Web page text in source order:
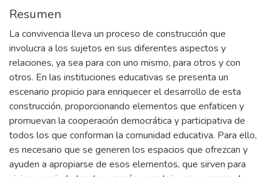
Resumen
La convivencia lleva un proceso de construcción que
involucra a los sujetos en sus diferentes aspectos y
relaciones, ya sea para con uno mismo, para otros y con
otros. En las instituciones educativas se presenta un
escenario propicio para enriquecer el desarrollo de esta
construcción, proporcionando elementos que enfaticen y
promuevan la cooperación democrática y participativa de
todos los que conforman la comunidad educativa. Para ello,
es necesario que se generen los espacios que ofrezcan y
ayuden a apropiarse de esos elementos, que sirven para